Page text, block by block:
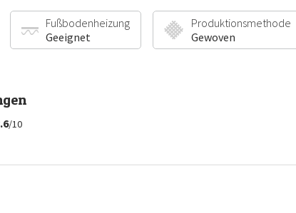
Fußbodenheizung
Geeignet
Produktionsmethode
Gewoven
/10